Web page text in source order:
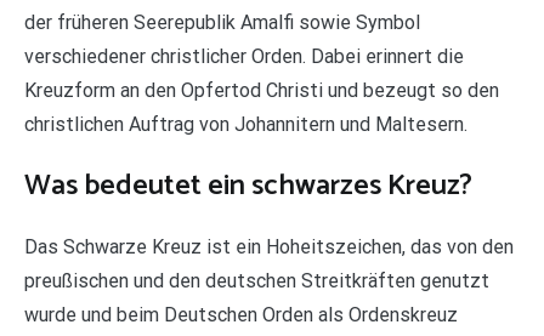
der früheren Seerepublik Amalfi sowie Symbol
verschiedener christlicher Orden. Dabei erinnert die
Kreuzform an den Opfertod Christi und bezeugt so den
christlichen Auftrag von Johannitern und Maltesern.
Was bedeutet ein schwarzes Kreuz?
Das Schwarze Kreuz ist ein Hoheitszeichen, das von den
preußischen und den deutschen Streitkräften genutzt
wurde und beim Deutschen Orden als Ordenskreuz